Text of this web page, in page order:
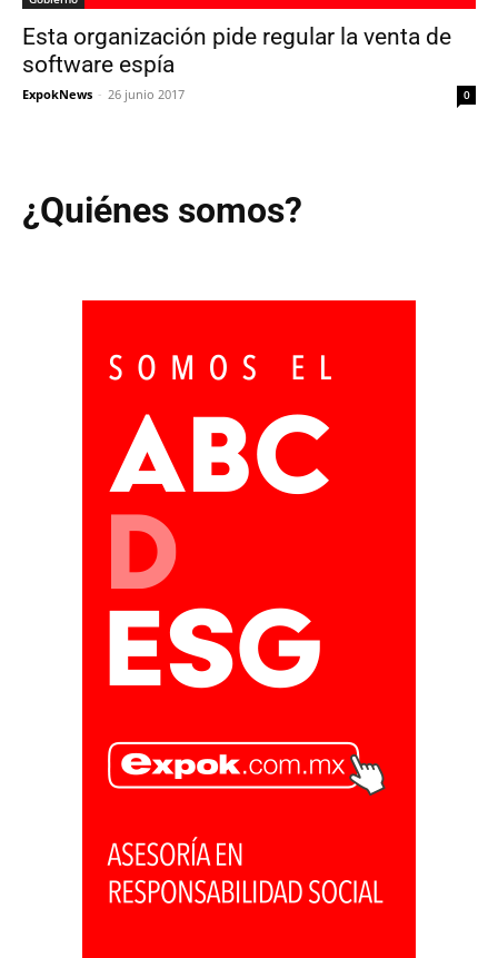
Esta organización pide regular la venta de
software espía
ExpokNews - 26 junio 2017 0
¿Quiénes somos?